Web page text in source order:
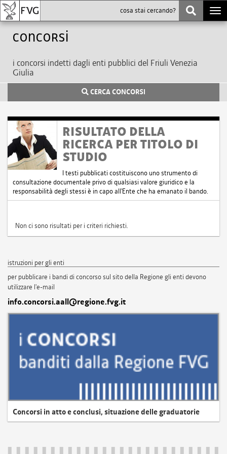
Concorsi
i concorsi indetti dagli enti pubblici del Friuli Venezia
Giulia
CERCA CONCORSI
RISULTATO DELLA
RICERCA PER TITOLO DI
STUDIO
I testi pubblicati costituiscono uno strumento di
consultazione documentale privo di qualsiasi valore giuridico e la
responsabilità degli stessi è in capo all'Ente che ha emanato il bando.
Non ci sono risultati per i criteri richiesti.
istruzioni per gli enti
per pubblicare i bandi di concorso sul sito della Regione gli enti devono
utilizzare l'e-mail
info.concorsi.aall@regione.fvg.it
Concorsi in atto e conclusi, situazione delle graduatorie